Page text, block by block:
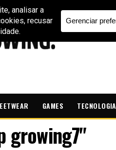
GAMES TECNOLOGIA
growing7"